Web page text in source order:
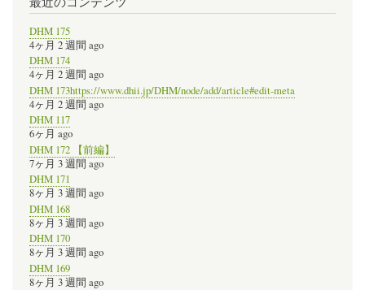
DHM 175
4ヶ月 2 週間 ago
DHM 174
4ヶ月 2 週間 ago
DHM 173https://www.dhii.jp/DHM/node/add/article#edit-meta
4ヶ月 2 週間 ago
DHM 117
6ヶ月 ago
DHM 172 【前編】
7ヶ月 3 週間 ago
DHM 171
8ヶ月 3 週間 ago
DHM 168
8ヶ月 3 週間 ago
DHM 170
8ヶ月 3 週間 ago
DHM 169
8ヶ月 3 週間 ago